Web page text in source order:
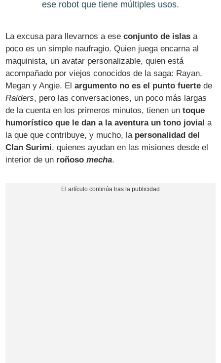
ese robot que tiene múltiples usos.
La excusa para llevarnos a eseconjunto de islas a
poco es un simple naufragio. Quien juega encarna al
maquinista, un avatar personalizable, quien está
acompañado por viejos conocidos de la saga: Rayan,
Megan y Angie. Elargumento no es el punto fuerte de
Raiders, pero las conversaciones, un poco más largas
de la cuenta en los primeros minutos, tienen untoque
humorístico que le dan a la aventura un tono jovial a
la que que contribuye, y mucho, la personalidad del
Clan Surimi, quienes ayudan en las misiones desde el
interior de un roñosomecha.